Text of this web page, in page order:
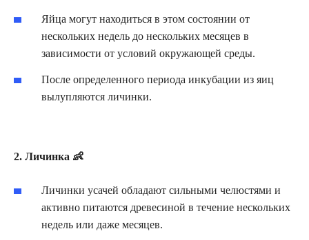
Яйца могут находиться в этом состоянии от
нескольких недель до нескольких месяцев в
зависимости от условий окружающей среды.
После определенного периода инкубации из яиц
вылупляются личинки.
2. Личинка 👶
Личинки усачей обладают сильными челюстями и
активно питаются древесиной в течение нескольких
недель или даже месяцев.